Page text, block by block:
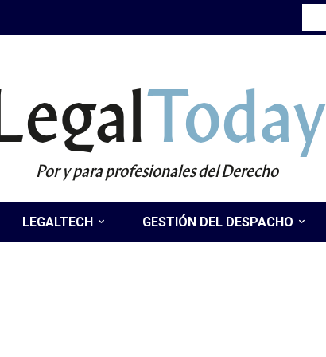
Today
Por y para profesionales del Derecho
LEGALTECH GESTIÓN DEL DESPACHO